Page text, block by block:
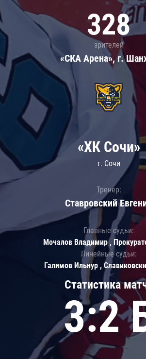
328
зрителей
«СКА Арена», г.
Статистика
3:2
«ХК Сочи»
г. Сочи
Тренер:
Ставровский
Главные судьи:
Мочалов Владимир ,
Линейные судьи:
Галимов Ильнур ,